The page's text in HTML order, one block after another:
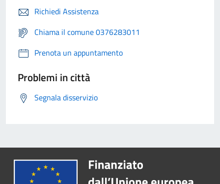
Richiedi Assistenza
Chiama il comune 0376283011
Prenota un appuntamento
Problemi in città
Segnala disservizio